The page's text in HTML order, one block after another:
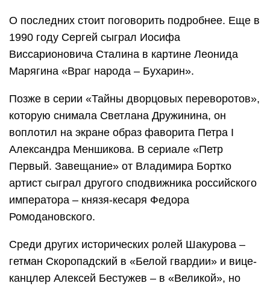
О последних стоит поговорить подробнее. Еще в
1990 году Сергей сыграл Иосифа
Виссарионовича Сталина в картине Леонида
Марягина «Враг народа – Бухарин».
Позже в серии «Тайны дворцовых переворотов»,
которую снимала Светлана Дружинина, он
воплотил на экране образ фаворита Петра I
Александра Меншикова. В сериале «Петр
Первый. Завещание» от Владимира Бортко
артист сыграл другого сподвижника российского
императора – князя-кесаря Федора
Ромодановского.
Среди других исторических ролей Шакурова –
гетман Скоропадский в «Белой гвардии» и вице-
канцлер Алексей Бестужев – в «Великой», но